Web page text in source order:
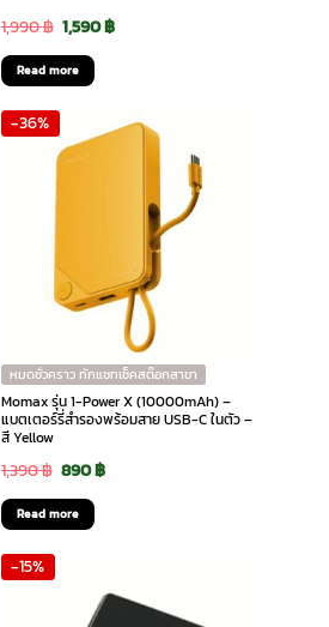
1,990฿ Original
price
was:
1,990 ฿.
1,590฿Current
1,590 ฿.
Read more
-36%
หมดชั่วคราว ทักแชทเช็คสต๊อกสาขา
Momax รุ่น 1-Power X (10000mAh) –
แบตเตอร์รี่สำรองพร้อมสาย USB-C ในตัว –
สี Yellow
1,390฿ Original
price
was:
890฿Current
Read more
-15%